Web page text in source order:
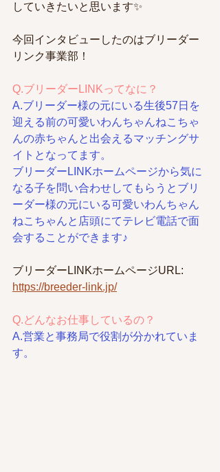
していきたいと思います✨
今回インタビューしたのはブリーダー
リンク事業部！
Q.ブリーダーLINKってなに？
A.ブリーダー様の元にいる生後57日を
迎える前の可愛いわんちゃんねこちゃ
んの赤ちゃんと出会えるマッチングサ
イトとなってます。
ブリーダーLINKホームページから気に
なる子を問い合わせしてもらうとブリ
ーダー様の元にいる可愛いわんちゃん
ねこちゃんと店頭にてテレビ電話で面
会することができます♪
ブリーダーLINKホームページURL:
https://breeder-link.jp/
Q.どんなお仕事しているの？
A.営業と事務局で役割が分かれていま
す。